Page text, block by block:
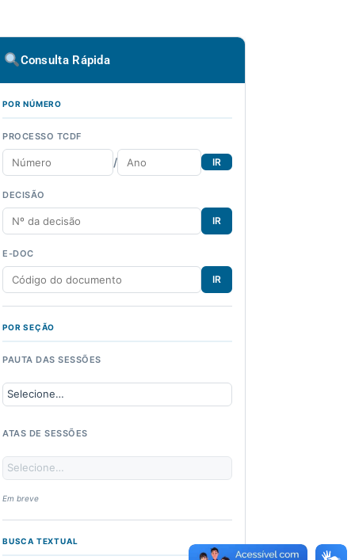
Consulta Rápida
POR NÚMERO
PROCESSO TCDF
/ IR
DECISÃO
IR
E-DOC
IR
POR SEÇÃO
PAUTA DAS SESSÕES
ATAS DE SESSÕES
Em breve
BUSCA TEXTUAL